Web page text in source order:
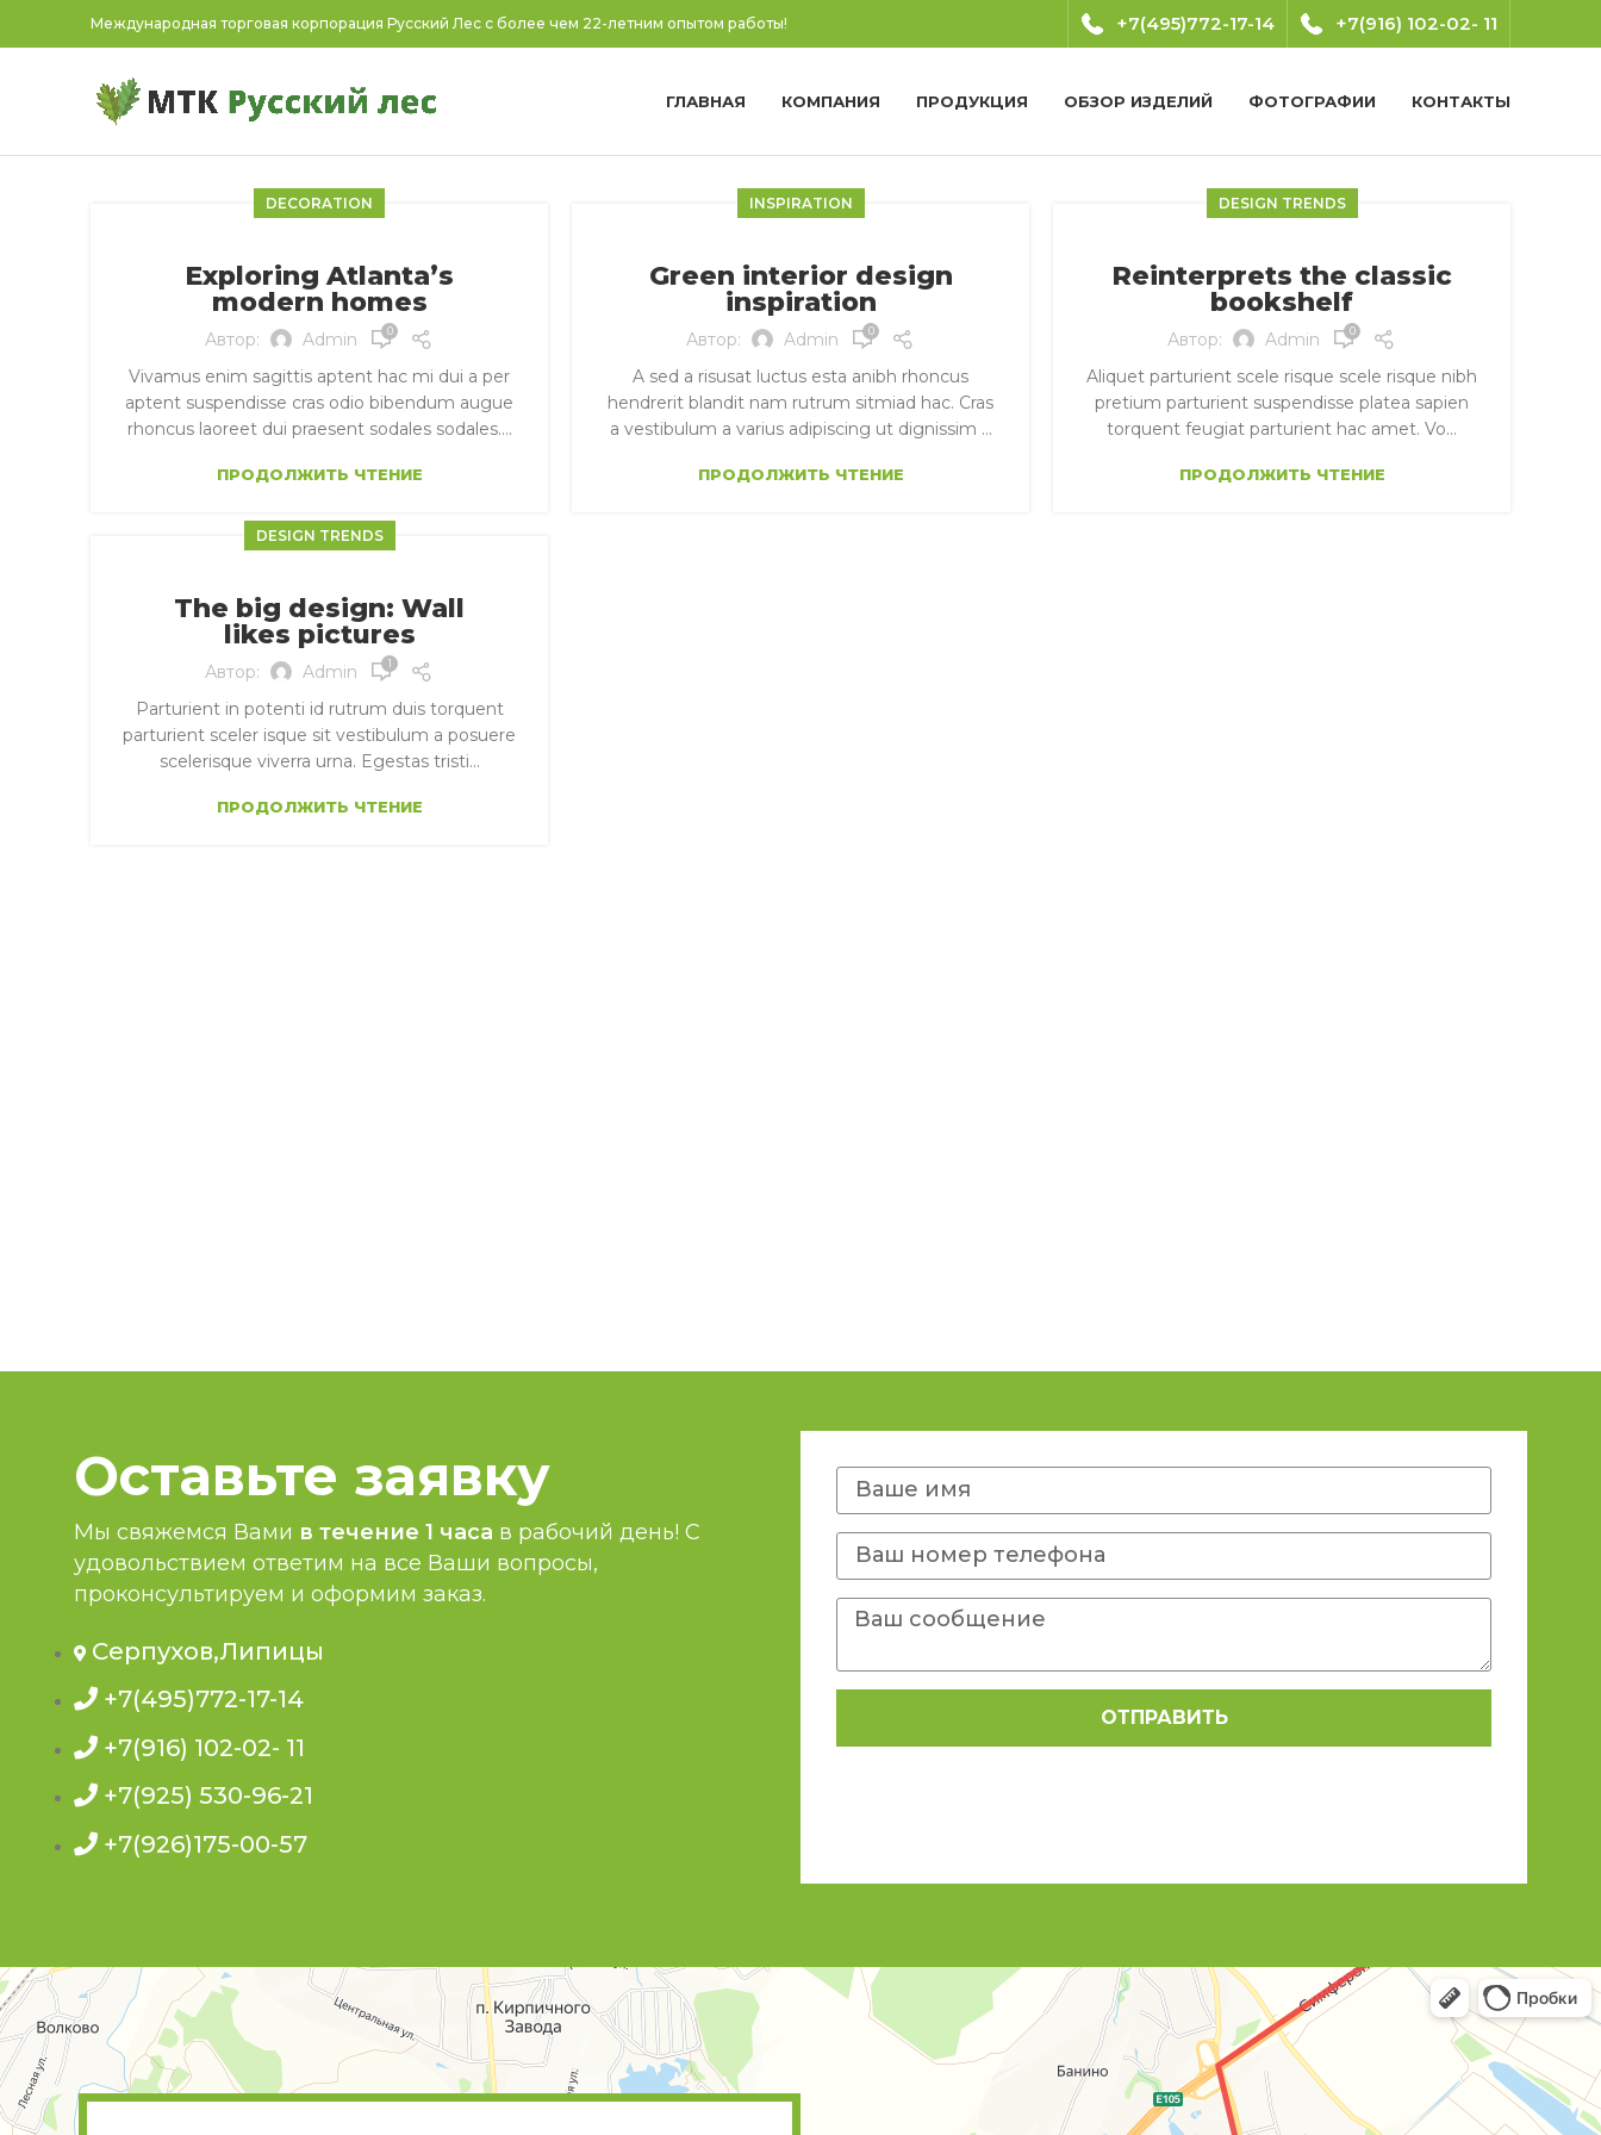
Международная торговая корпорация Русский Лес с более чем 22-летним опытом работы! +7(495)772-17-14 +7(916) 102-02- 11
ГЛАВНАЯ КОМПАНИЯ ПРОДУКЦИЯ ОБЗОР ИЗДЕЛИЙ ФОТОГРАФИИ КОНТАКТЫ
DECORATION
Exploring Atlanta’s
modern homes
Автор: Admin 0
Vivamus enim sagittis aptent hac mi dui a per
aptent suspendisse cras odio bibendum augue
rhoncus laoreet dui praesent sodales sodales....
ПРОДОЛЖИТЬ ЧТЕНИЕ
INSPIRATION
Green interior design
inspiration
Автор: Admin 0
A sed a risusat luctus esta anibh rhoncus
hendrerit blandit nam rutrum sitmiad hac. Cras
a vestibulum a varius adipiscing ut dignissim ...
ПРОДОЛЖИТЬ ЧТЕНИЕ
DESIGN TRENDS
Reinterprets the classic
bookshelf
Автор: Admin 0
Aliquet parturient scele risque scele risque nibh
pretium parturient suspendisse platea sapien
torquent feugiat parturient hac amet. Vo...
ПРОДОЛЖИТЬ ЧТЕНИЕ
DESIGN TRENDS
The big design: Wall
likes pictures
Автор: Admin 1
Parturient in potenti id rutrum duis torquent
parturient sceler isque sit vestibulum a posuere
scelerisque viverra urna. Egestas tristi...
ПРОДОЛЖИТЬ ЧТЕНИЕ
Оставьте заявку
Мы свяжемся Вами в течение 1 часа в рабочий день! С
удовольствием ответим на все Ваши вопросы,
проконсультируем и оформим заказ.
Серпухов,Липицы
+7(495)772-17-14
+7(916) 102-02- 11
+7(925) 530-96-21
+7(926)175-00-57
ОТПРАВИТЬ